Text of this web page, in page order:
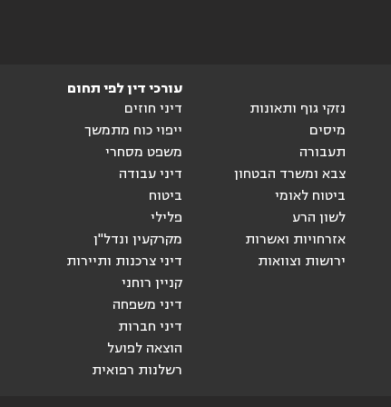
נזקי גוף ותאונות
מיסים
תעבורה
צבא ומשרד הבטחון
ביטוח לאומי
לשון הרע
אזרחויות ואשרות
ירושות וצוואות
עורכי דין לפי תחום
דיני חוזים
ייפוי כוח מתמשך
משפט מסחרי
דיני עבודה
ביטוח
פלילי
מקרקעין ונדל"ן
דיני צרכנות ותיירות
קניין רוחני
דיני משפחה
דיני חברות
הוצאה לפועל
רשלנות רפואית